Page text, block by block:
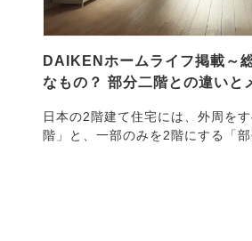
DAIKENホームライフ掲載～
なもの？ 部分二階との違いと
日本の2階建て住宅には、外周を
階」と、一部のみを2階にする「部